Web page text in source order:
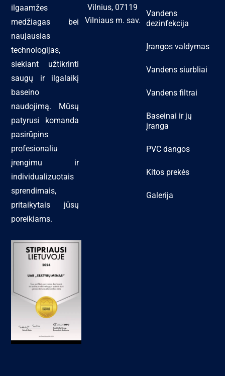
ilgaamžes
medžiagas bei
naujausias
technologijas,
siekiant užtikrinti
saugų ir ilgalaikį
baseino
naudojimą. Mūsų
patyrusi komanda
pasirūpins
profesionaliu
įrengimu ir
individualizuotais
sprendimais,
pritaikytais jūsų
poreikiams.
Vilnius, 07119
Vilniaus m. sav.
Vandens
dezinfekcija
Įrangos valdymas
Vandens siurbliai
Vandens filtrai
Baseinai ir jų
įranga
PVC dangos
Kitos prekės
Galerija